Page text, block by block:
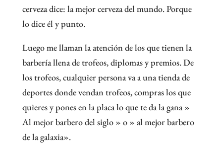
cerveza dice: la mejor cerveza del mundo. Porque
lo dice él y punto.
Luego me llaman la atención de los que tienen la
barbería llena de trofeos, diplomas y premios. De
los trofeos, cualquier persona va a una tienda de
deportes donde vendan trofeos, compras los que
quieres y pones en la placa lo que te da la gana »
Al mejor barbero del siglo » o » al mejor barbero
de la galaxia».